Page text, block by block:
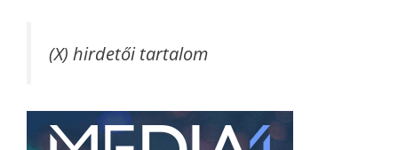
(X) hirdetői tartalom